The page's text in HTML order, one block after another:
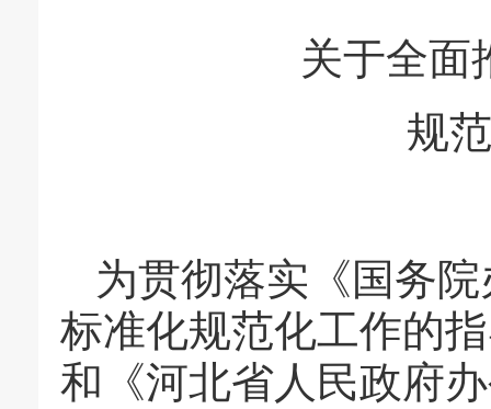
关于全面
规
为贯彻落实《国务
标准化规范化工作的
和《河北省人民政府